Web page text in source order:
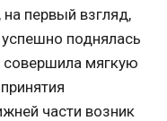
на первый взгляд,
поднялась
мягкую
части возник